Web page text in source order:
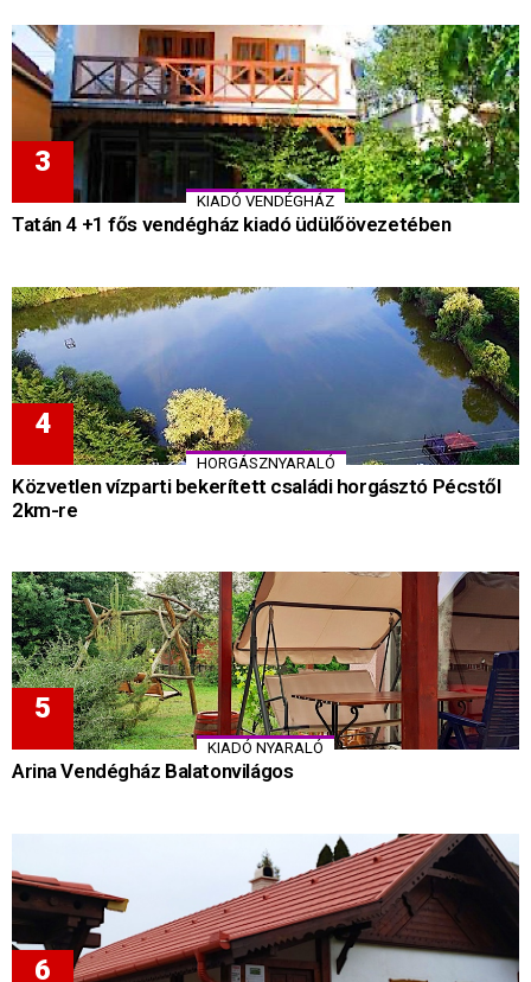
KIADÓ VENDÉGHÁZ
Tatán 4 +1 fős vendégház kiadó üdülőövezetében
HORGÁSZNYARALÓ
Közvetlen vízparti bekerített családi horgásztó Pécstől
2km-re
KIADÓ NYARALÓ
Arina Vendégház Balatonvilágos